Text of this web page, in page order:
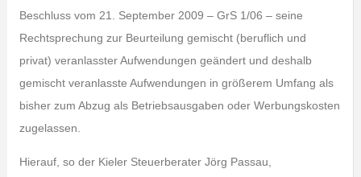
Beschluss vom 21. September 2009 – GrS 1/06 – seine
Rechtsprechung zur Beurteilung gemischt (beruflich und
privat) veranlasster Aufwendungen geändert und deshalb
gemischt veranlasste Aufwendungen in größerem Umfang als
bisher zum Abzug als Betriebsausgaben oder Werbungskosten
zugelassen.
Hierauf, so der Kieler Steuerberater Jörg Passau,